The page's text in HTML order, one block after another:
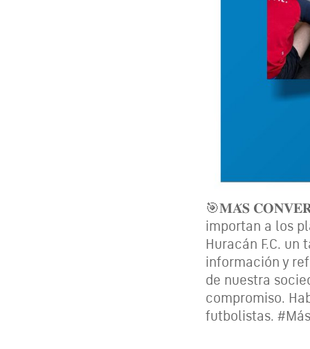
🎯𝐌𝐀́𝐒
importan a los
Huracán F.C.
información y
de nuestra
compromiso.
futbolistas.